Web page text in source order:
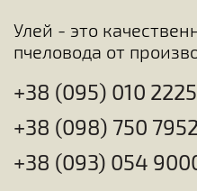
Улей - это
пчеловода от
+38 (095) 010 2225
+38 (098) 750 7952
+38 (093) 054